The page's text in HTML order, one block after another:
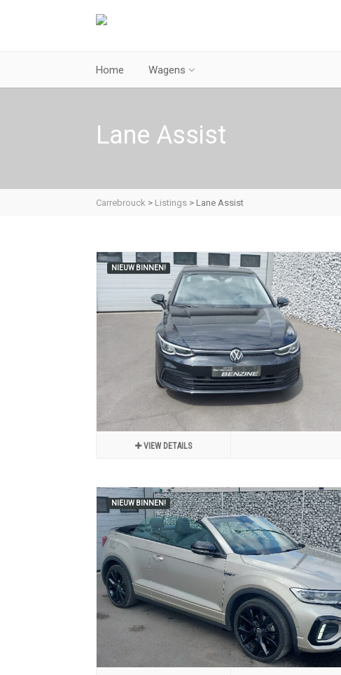
Home Wagens
Lane Assist
Carrebrouck > Listings > Lane Assist
NIEUW BINNEN!
VIEW DETAILS
NIEUW BINNEN!